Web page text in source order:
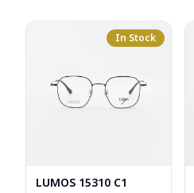
In Stock
LUMOS 15310 C1